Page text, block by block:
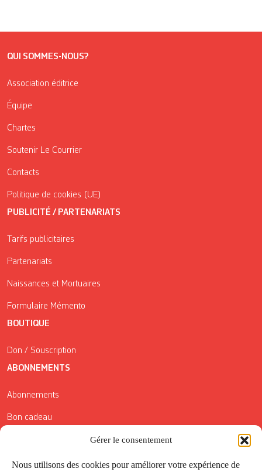
Gérer le consentement
Nous utilisons des cookies pour améliorer votre expérience de
QUI SOMMES-NOUS?
Association éditrice
Équipe
Chartes
Soutenir Le Courrier
Contacts
Politique de cookies (UE)
PUBLICITÉ / PARTENARIATS
Tarifs publicitaires
Partenariats
Naissances et Mortuaires
Formulaire Mémento
BOUTIQUE
Don / Souscription
ABONNEMENTS
Abonnements
Bon cadeau
Conditions générales de vente
Réductions de la Carte Côté Courrier